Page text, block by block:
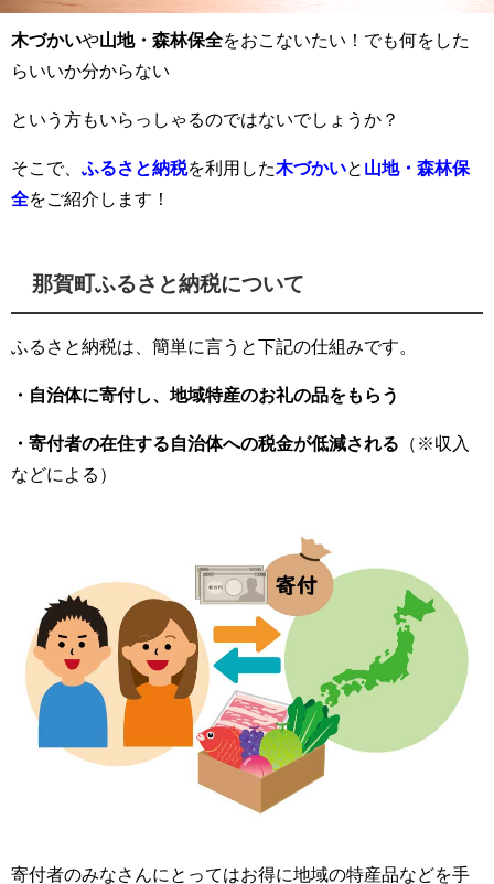
木づかいや山地・森林保全をおこないたい！でも何をした
らいいか分からない
という方もいらっしゃるのではないでしょうか？
そこで、 ふるさと納税を利用した木づかいと 山地・森林保
全をご紹介します！
那賀町ふるさと納税について
ふるさと納税は、簡単に言うと下記の仕組みです。
・自治体に寄付し、地域特産のお礼の品をもらう
・寄付者の在住する自治体への税金が低減される （※収入
などによる）
寄付者のみなさんにとってはお得に地域の特産品などを手